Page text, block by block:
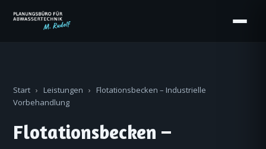
Start › Leistungen ›
Flotationsbecken – Industrielle
Vorbehandlung
Flotationsbecken –